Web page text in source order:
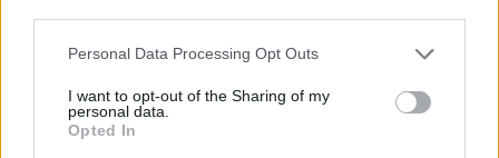
Personal Data Processing Opt Outs
I want to opt-out of the Sharing of my
personal data.
Opted In